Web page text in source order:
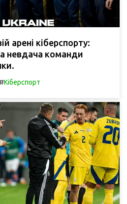
арені кіберспорту:
невдача команди
Кіберспорт